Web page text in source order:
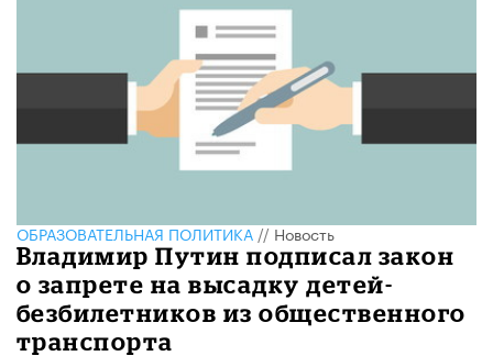
ОБРАЗОВАТЕЛЬНАЯ ПОЛИТИКА//Новость
Владимир Путин подписал закон
о запрете на высадку детей-
безбилетников из общественного
транспорта